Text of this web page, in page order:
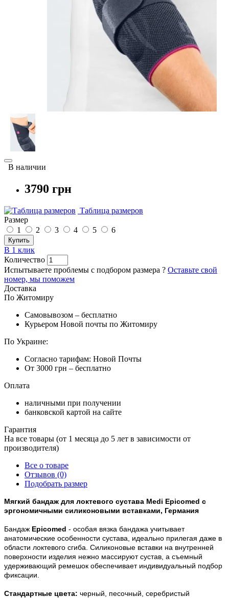
В наличии
3790 грн
Таблица размеров
Размер
1
2 3 4 5 6
Купить
В 1 клик
Количество
Испытываете проблемы с подбором размера ? Оставьте свой
номер, мы поможем
Доставка
По Житомиру
Самовывозом – бесплатно
Курьером Новой почты по Житомиру
По Украине:
Согласно тарифам: Новой Почты
От 3000 грн – бесплатно
Оплата
наличными при получении
банковской картой на сайте
Гарантия
На все товары (от 1 месяца до 5 лет в зависимости от
производителя)
Все о товаре
Отзывов (0)
Подобрать размер
Мягкий бандаж для локтевого сустава Medi Epicomed с
эргономичными силиконовыми вставками, Германия
Бандаж Epicomed - особая вязка бандажа учитывает
анатомические особенности сустава, идеально прилегая даже в
области локтевого сгиба. Силиконовые вставки на внутренней
поверхности изделия нежно массируют сустав, а съемный
удерживающий ремешок обеспечивает индивидуальный подбор
фиксации.
Стандартные цвета: черный, песочный, серебристый